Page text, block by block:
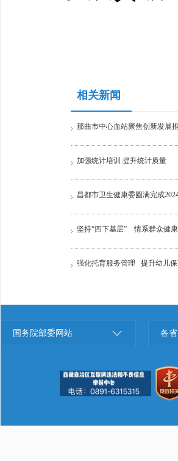
相关新闻
那曲市中心血站聚焦创新发展
加强统计培训 提升统计质量
昌都市卫生健康委圆满完成
坚持“四下基层” 情系群众健康
强化托育服务管理 提升幼儿保
国务院部委网站 各